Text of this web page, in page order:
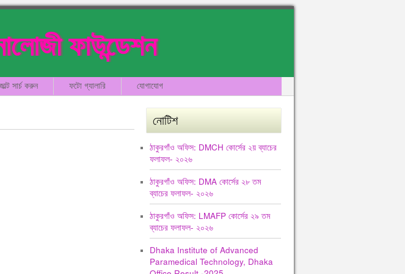
ফাউন্ডেশন
সার্চ করুন ফটো গ্যালারি যোগাযোগ
নোটিশ
ঠাকুরগাঁও অফিস: DMCH কোর্সের ২য় ব্যাচের
ফলাফল- ২০২৬
ঠাকুরগাঁও অফিস: DMA কোর্সের ২৮ তম
ব্যাচের ফলাফল- ২০২৬
ঠাকুরগাঁও অফিস: LMAFP কোর্সের ২৯ তম
ব্যাচের ফলাফল- ২০২৬
Dhaka Institute of Advanced
Paramedical Technology, Dhaka